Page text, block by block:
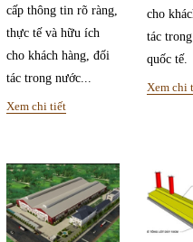
cấp thông tin rõ ràng,
thực tế và hữu ích
cho khách hàng, đối
tác trong nước...
Xem chi tiết
cho
tác
quốc tế.
Xem chi